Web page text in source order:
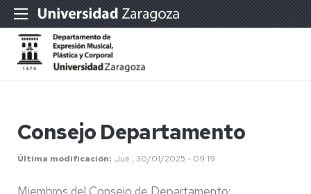
Consejo Departamento
Última modificación Jue , 30/01/2025 - 09:19